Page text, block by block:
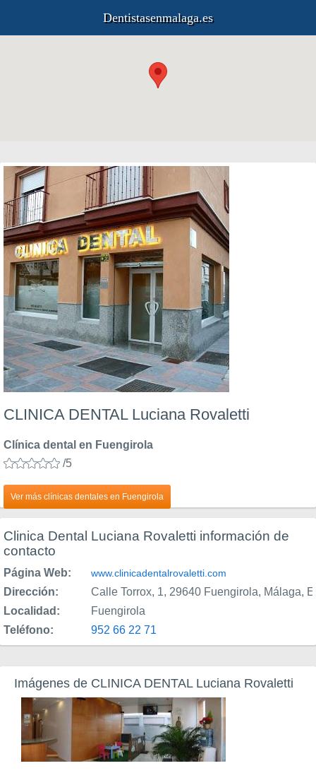
Dentistasenmalaga.es
CLINICA DENTAL Luciana Rovaletti
Clínica dental en Fuengirola
/5
Ver más clínicas dentales en Fuengirola
Clinica Dental Luciana Rovaletti información de
contacto
Página Web: www.clinicadentalrovaletti.com
Dirección:
Calle Torrox, 1, 29640 Fuengirola, Málaga,
Localidad:
Fuengirola
Teléfono:
952 66 22 71
Imágenes de CLINICA DENTAL Luciana Rovaletti